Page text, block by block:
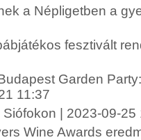
a Népligetben a
fesztivált
Garden
11:37
| 2023-09-25
Wine Awards